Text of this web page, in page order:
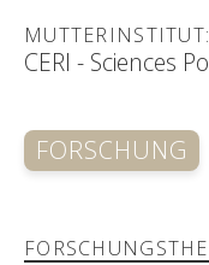
MUTTERINSTITUT:
CERI - Sciences Po
FORSCHUNG